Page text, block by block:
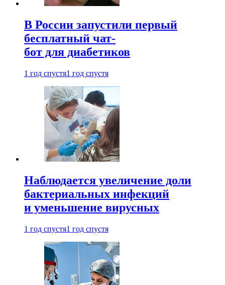
В России запустили первый
бесплатный чат-
бот для диабетиков
1 год спустя1 год спустя
Наблюдается увеличение доли
бактериальных инфекций
и уменьшение вирусных
1 год спустя1 год спустя